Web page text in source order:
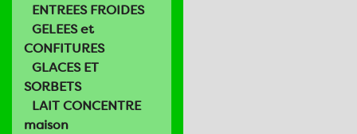
ENTREES FROIDES
GELEES et
CONFITURES
GLACES ET
SORBETS
LAIT CONCENTRE
maison